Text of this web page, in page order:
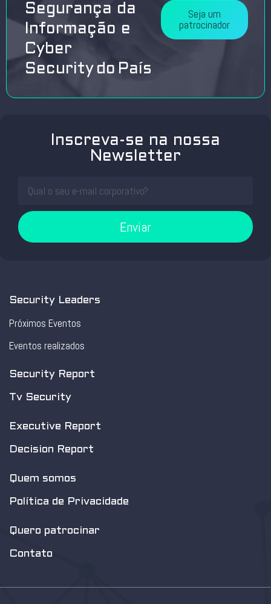
Segurança da
Informação e
Cyber
Security do País
Seja um
patrocinador
Inscreva-se na nossa
Newsletter
Enviar
Security Leaders
Próximos Eventos
Eventos realizados
Security Report
Tv Security
Executive Report
Decision Report
Quem somos
Política de Privacidade
Quero patrocinar
Contato